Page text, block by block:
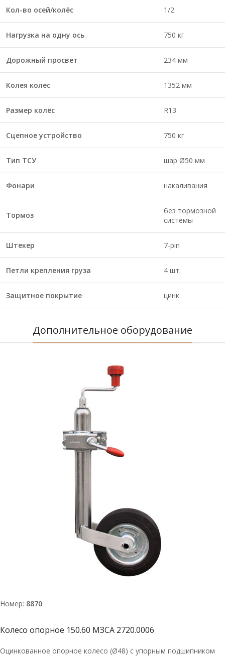
Кол-во осей/колёс 1/2
Нагрузка на одну ось 750 кг
Дорожный просвет 234 мм
Колея колес 1352 мм
Размер колёс R13
Сцепное устройство 750 кг
Тип ТСУ шар Ø50 мм
Фонари накаливания
Тормоз
без тормозной
системы
Штекер 7-pin
Петли крепления груза 4 шт.
Защитное покрытие цинк
Дополнительное оборудование
Номер: 8870
Колесо опорное 150.60 МЗСА 2720.0006
Оцинкованное опорное колесо (Ø48) с упорным подшипником